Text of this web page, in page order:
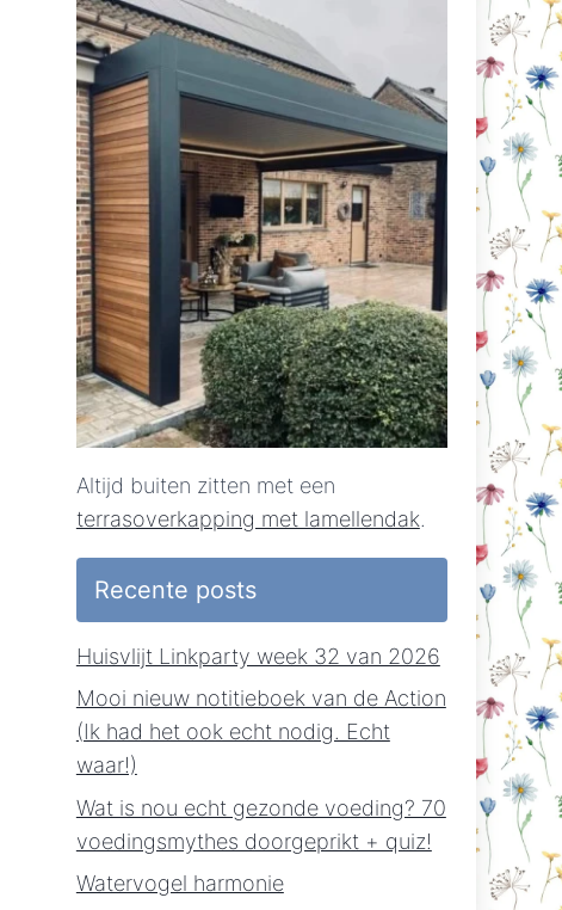
Altijd buiten zitten met een
terrasoverkapping met lamellendak.
Recente posts
Huisvlijt Linkparty week 32 van 2026
Mooi nieuw notitieboek van de Action
(Ik had het ook echt nodig. Echt
waar!)
Wat is nou echt gezonde voeding? 70
voedingsmythes doorgeprikt + quiz!
Watervogel harmonie